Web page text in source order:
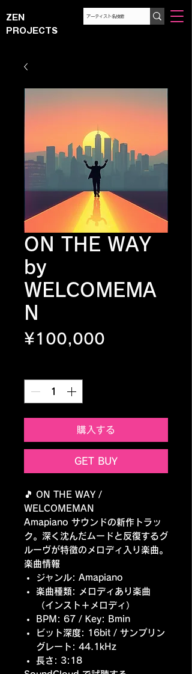
ZEN
PROJECTS
ON THE WAY
by
WELCOMEMA
N
¥100,000
購入する
GET BUY
🎵 ON THE WAY /
WELCOMEMAN
Amapiano サウンドの新作トラッ
ク。深く沈んだムードと反復するグ
ルーヴが特徴のメロディ入り楽曲。
楽曲情報
ジャンル: Amapiano
楽曲種類: メロディあり楽曲
（インスト＋メロディ）
BPM: 67 / Key: Bmin
ビット深度: 16bit / サンプリン
グレート: 44.1kHz
長さ: 3:18